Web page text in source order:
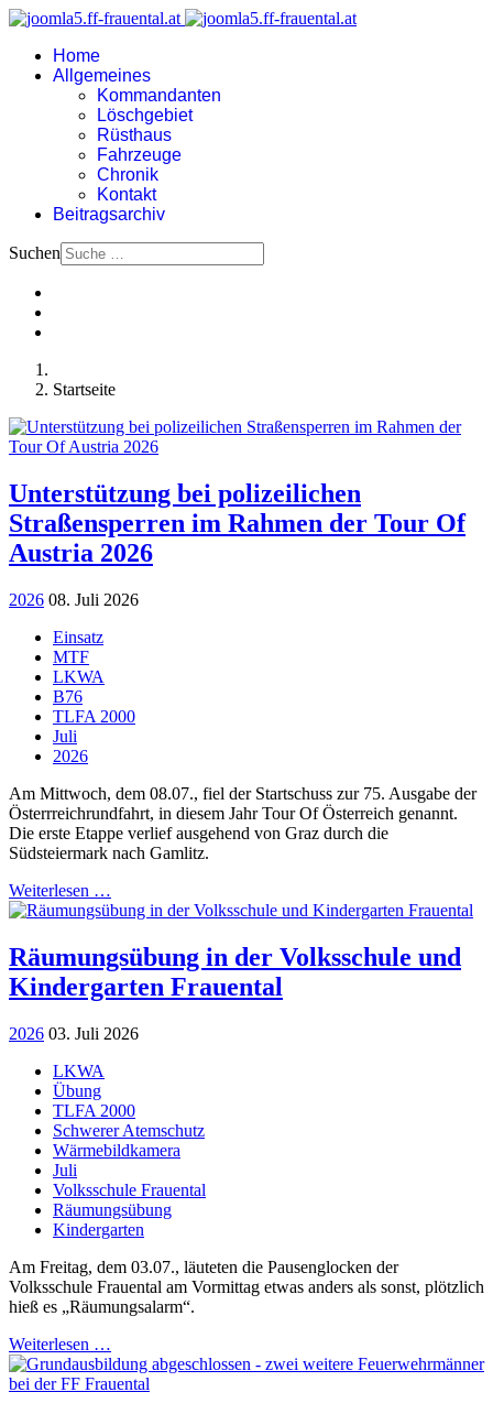
Home
Allgemeines
Kommandanten
Löschgebiet
Rüsthaus
Fahrzeuge
Chronik
Kontakt
Beitragsarchiv
Suchen
Startseite
Unterstützung bei polizeilichen
Straßensperren im Rahmen der Tour Of
Austria 2026
2026 08. Juli 2026
Einsatz
MTF
LKWA
B76
TLFA 2000
Juli
2026
Am Mittwoch, dem 08.07., fiel der Startschuss zur 75. Ausgabe der
Österrreichrundfahrt, in diesem Jahr Tour Of Österreich genannt.
Die erste Etappe verlief ausgehend von Graz durch die
Südsteiermark nach Gamlitz.
Weiterlesen …
Räumungsübung in der Volksschule und
Kindergarten Frauental
2026 03. Juli 2026
LKWA
Übung
TLFA 2000
Schwerer Atemschutz
Wärmebildkamera
Juli
Volksschule Frauental
Räumungsübung
Kindergarten
Am Freitag, dem 03.07., läuteten die Pausenglocken der
Volksschule Frauental am Vormittag etwas anders als sonst, plötzlich
hieß es „Räumungsalarm“.
Weiterlesen …